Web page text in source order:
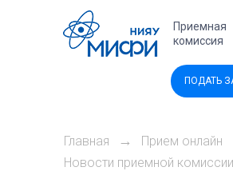
Перейти к основному содержанию
ПОДАТЬ
Приемная
комиссия
Главная → Прием онлайн
Новости приемной комиссии